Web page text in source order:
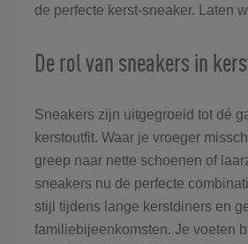
de perfecte kerst-sneaker. Laten
De rol van sneakers in
Sneakers zijn uitgegroeid tot dé
kerstoutfit. Waar je vroeger
greep naar nette schoenen of
sneakers nu de perfecte
stijl tijdens lange kerstdiners en
familiebijeenkomsten. Je voeten